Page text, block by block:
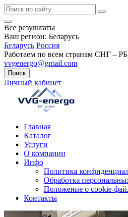
Все результаты
Ваш регион: Беларусь
Беларусь Россия
Работаем по всем странам СНГ –
vvgenergo@gmail.com
Поиск
Личный кабинет
Главная
Каталог
Услуги
О компании
Инфо
Политика
Обработка
Положение о cookie-
Контакты